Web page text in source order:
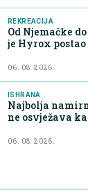
REKREACIJA
Od Njemačke
je Hyrox
06. 08. 2026.
ISHRANA
Najbolja
ne osvježava
06. 08. 2026.